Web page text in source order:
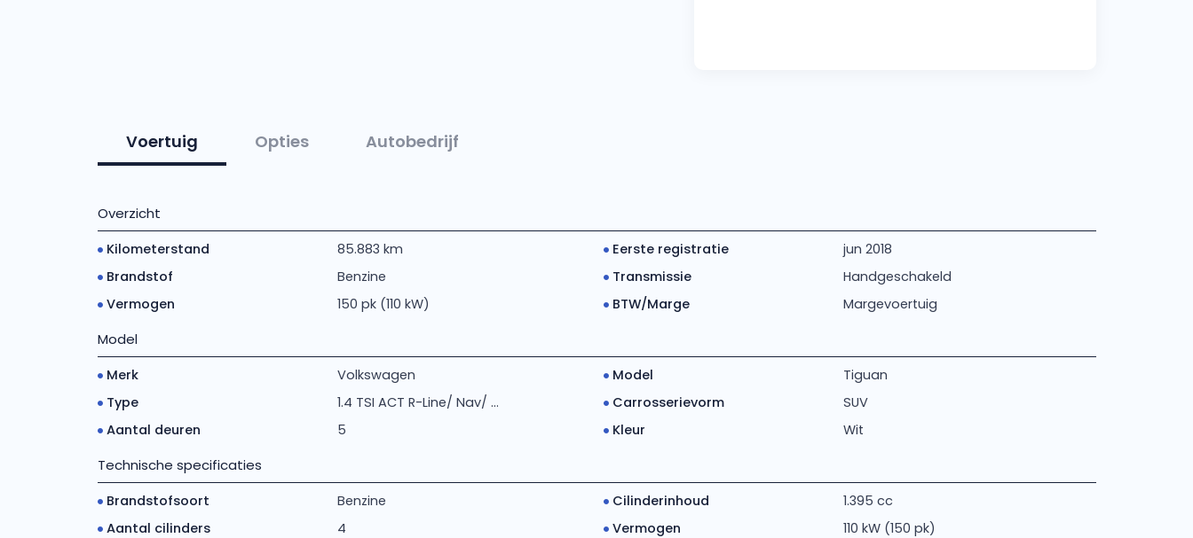
Voertuig Opties Autobedrijf
Overzicht
Kilometerstand 85.883 km Eerste registratie
jun 2018
Brandstof
Benzine Transmissie
Handgeschakeld
Vermogen
150 pk (110 kW) BTW/Marge Margevoertuig
Model
Merk Volkswagen Model
Tiguan
Type
1.4 TSI ACT R-Line/ Nav/ ... Carrosserievorm
SUV
Aantal deuren
5 Kleur Wit
Technische specificaties
Brandstofsoort Benzine Cilinderinhoud
1.395 cc
Aantal cilinders
4 Vermogen
110 kW (150 pk)